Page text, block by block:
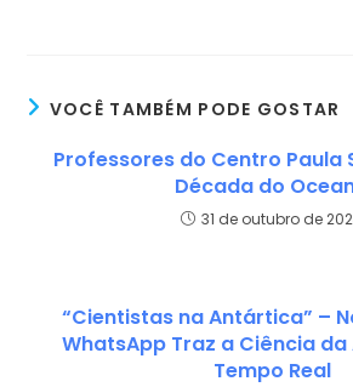
VOCÊ TAMBÉM PODE GOSTAR
Professores do Centro Paula
Década do
31 de outubro de
“Cientistas na Antártica” –
WhatsApp Traz a Ciência
Tempo Real